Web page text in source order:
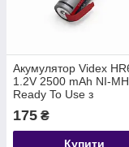
Акумулятор Videx
1.2V 2500 mAh NI-MH
Ready To Use з
175 ₴
Купити